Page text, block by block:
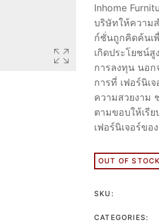
Inhome
บริษัทให้ความ
ก์ชั่นถูกคิดค้นเ
เกิดประโยชน์
การลงทุน นอก
การที่ เฟอร์นิเ
ความสวยงาม
ตามขอบให้เรี
เฟอร์นิเจอร์ข
OUT OF STOCK
SKU:
CATEGORIES: